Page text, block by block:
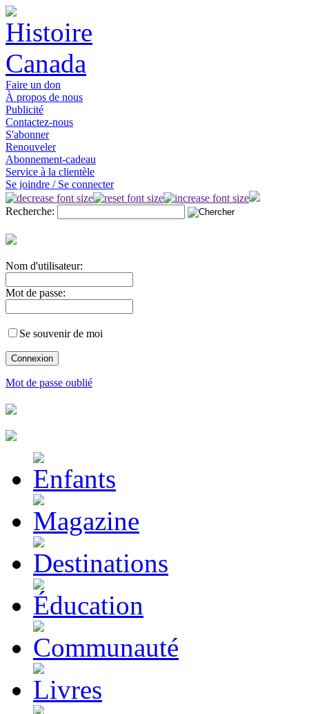
Faire un don
À propos de nous
Publicité
Contactez-nous
S'abonner
Renouveler
Abonnement-cadeau
Service à la clientèle
Se joindre / Se connecter
Recherche:
Nom d'utilisateur:
Mot de passe:
Se souvenir de moi
Mot de passe oublié